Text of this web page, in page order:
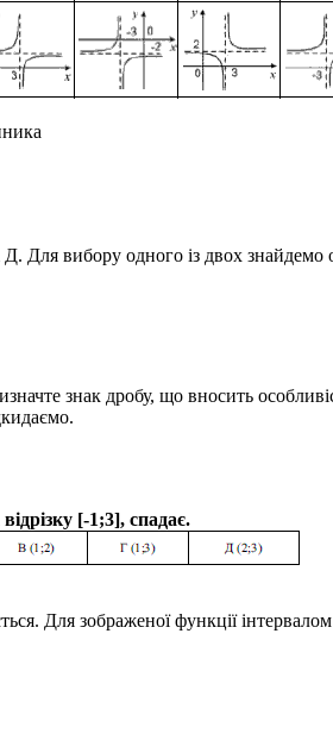
Д. Для вибору одного із двох знайдемо
знак дробу, що вносить
[-1;3], спадає.
Для зображеної функції